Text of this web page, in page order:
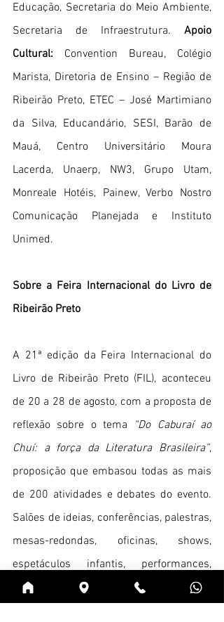
Educação, Secretaria do Meio Ambiente,
Secretaria de Infraestrutura. Apoio
Cultural: Convention Bureau, Colégio
Marista, Diretoria de Ensino – Região de
Ribeirão Preto, ETEC – José Martimiano
da Silva, Educandário, SESI, Barão de
Mauá, Centro Universitário Moura
Lacerda, Unaerp, NW3, Grupo Utam,
Monreale Hotéis, Painew, Verbo Nostro
Comunicação Planejada e Instituto
Unimed.
Sobre a Feira Internacional do Livro de
Ribeirão Preto
A 21ª edição da Feira Internacional do
Livro de Ribeirão Preto (FIL), aconteceu
de 20 a 28 de agosto, com a proposta de
reflexão sobre o tema “Do Caburaí ao
Chuí: a força da Literatura Brasileira”,
proposição que embasou todas as mais
de 200 atividades e debates do evento.
Salões de ideias, conferências, palestras,
mesas-redondas, oficinas, shows,
espetáculos infantis, performances,
contações de histórias, saraus e projetos